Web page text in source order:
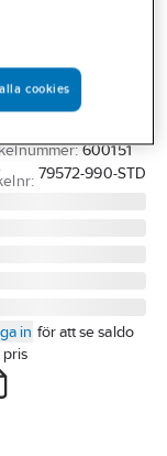
Duffel
DUFFEL HH
50L 990
600151
79572-990-STD
in för att se saldo
pris
cookies